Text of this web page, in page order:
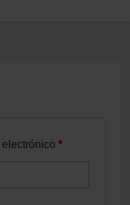
*Obligatorio